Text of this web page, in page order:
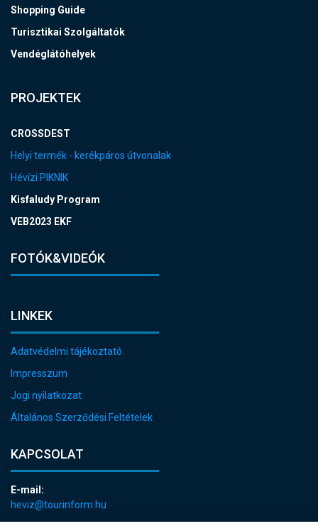
Shopping Guide
Turisztikai Szolgáltatók
Vendéglátóhelyek
PROJEKTEK
CROSSDEST
Helyi termék - kerékpáros útvonalak
Hévízi PIKNIK
Kisfaludy Program
VEB2023 EKF
FOTÓK&VIDEÓK
LINKEK
Adatvédelmi tájékoztató
Impresszum
Jogi nyilatkozat
Általános Szerződési Feltételek
KAPCSOLAT
E-mail:
heviz@tourinform.hu